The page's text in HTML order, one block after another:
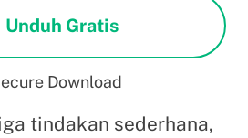
Unduh Gratis
Download
tindakan sederhana,